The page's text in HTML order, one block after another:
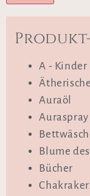
A - Kinder
Auraöl
Auraspray
Blume
Bücher